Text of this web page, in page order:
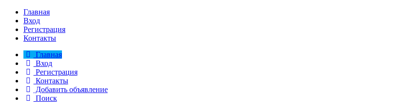
Главная
Вход
Регистрация
Контакты
Главная
Вход
Регистрация
Контакты
Добавить объявление
Поиск